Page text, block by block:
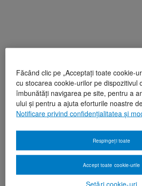
Făcând clic pe „Acceptați toate cookie-
cu stocarea cookie-urilor pe dispozitivul
îmbunătăți navigarea pe site, pentru a
ului și pentru a ajuta eforturile noastre
Notificare privind confidențialitatea și
Setări cookie-uri
Respingeți toate
Accept toate cookie-urile